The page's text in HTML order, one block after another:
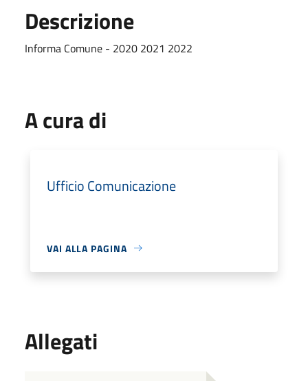
Descrizione
Informa Comune - 2020 2021 2022
A cura di
Ufficio Comunicazione
VAI ALLA PAGINA
Allegati